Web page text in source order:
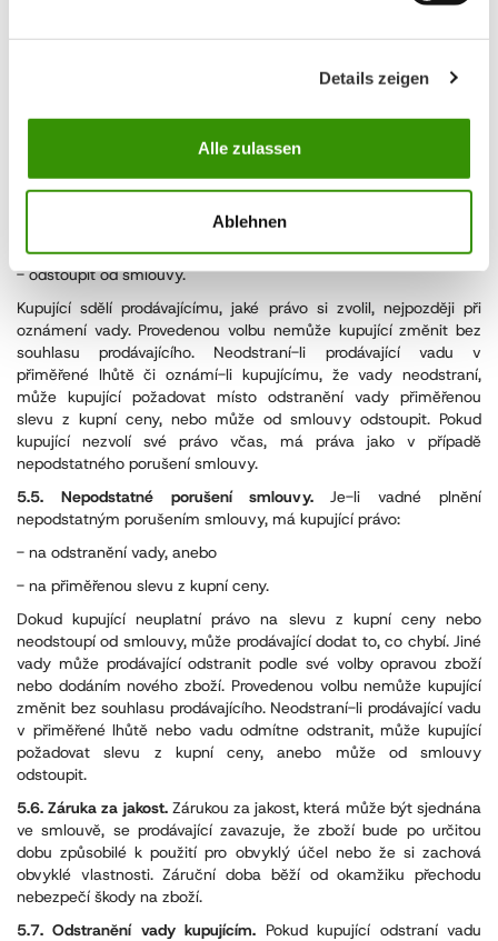
Details zeigen
Alle zulassen
Ablehnen
související s reklamací. Pokud vyjde najevo, že reklamace byla
Kupující je povinen i při zjištění vady zboží toto zboží převzít a
porušením smlouvy, má kupující právo:
- na odstranění vady dodáním nového zboží bez vady nebo
- odstoupit od smlouvy.
Kupující sdělí prodávajícímu, jaké právo si zvolil, nejpozději při
oznámení vady. Provedenou volbu nemůže kupující změnit bez
souhlasu prodávajícího. Neodstraní-li prodávající vadu v
přiměřené lhůtě či oznámí-li kupujícímu, že vady neodstraní,
může kupující požadovat místo odstranění vady přiměřenou
slevu z kupní ceny, nebo může od smlouvy odstoupit. Pokud
kupující nezvolí své právo včas, má práva jako v případě
nepodstatného porušení smlouvy.
5.5. Nepodstatné porušení smlouvy.Je-li vadné plnění
nepodstatným porušením smlouvy, má kupující právo:
- na odstranění vady, anebo
- na přiměřenou slevu z kupní ceny.
Dokud kupující neuplatní právo na slevu z kupní ceny nebo
neodstoupí od smlouvy, může prodávající dodat to, co chybí. Jiné
vady může prodávající odstranit podle své volby opravou zboží
nebo dodáním nového zboží. Provedenou volbu nemůže kupující
změnit bez souhlasu prodávajícího. Neodstraní-li prodávající vadu
v přiměřené lhůtě nebo vadu odmítne odstranit, může kupující
požadovat slevu z kupní ceny, anebo může od smlouvy
odstoupit.
5.6. Záruka za jakost. Zárukou za jakost, která může být sjednána
ve smlouvě, se prodávající zavazuje, že zboží bude po určitou
dobu způsobilé k použití pro obvyklý účel nebo že si zachová
obvyklé vlastnosti. Záruční doba běží od okamžiku přechodu
nebezpečí škody na zboží.
5.7. Odstranění vady kupujícím. Pokud kupující odstraní vadu